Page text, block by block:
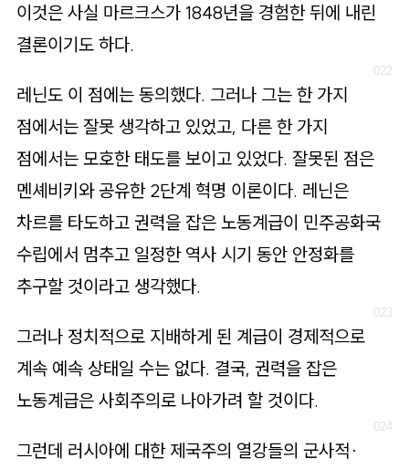
이것은 사실 마르크스가 1848년을 경험한 뒤에 내린
결론이기도 하다.
레닌도 이 점에는 동의했다. 그러나 그는 한 가지
점에서는 잘못 생각하고 있었고, 다른 한 가지
점에서는 모호한 태도를 보이고 있었다. 잘못된 점은
멘셰비키와 공유한 2단계 혁명 이론이다. 레닌은
차르를 타도하고 권력을 잡은 노동계급이 민주공화국
수립에서 멈추고 일정한 역사 시기 동안 안정화를
추구할 것이라고 생각했다.
그러나 정치적으로 지배하게 된 계급이 경제적으로
계속 예속 상태일 수는 없다. 결국, 권력을 잡은
노동계급은 사회주의로 나아가려 할 것이다.
그런데 러시아에 대한 제국주의 열강들의 군사적·